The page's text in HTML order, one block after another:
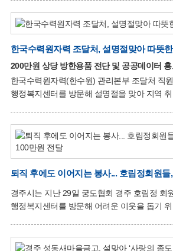
전하고자 하는 뜻깊은 행사로 마련됐다. 협의체 회원들이 정성껏
준비한 꾸러미는 떡국, 곰탕, 강정 등 명절 음식
회원들이 직접 각 가정을 방문해 꾸러미를 전
‘달달 설 꾸러미 전달’을 시작으로 ‘달달 경로당 효꾸러미’ 등 지역사회
내 취약계층과 어르신을 위한 다양한 특화사
김추환 지역사회보장협의체 부위원장은 “설
200만원 상당 방한용품 전단 및 공공데이터
한국수력원자력(한수원) 관리본부 조달처 직
행정복지센터를 방문해 설명절을 맞아 지역
전혜수, 자재총괄부장 김영봉, 자재운영부장
10명이 함께 참여해 설명절의 따뜻한 온정을
황성동과 자매결연을 맺은 후 꾸준히 취약계층
지역의 든든한 동반자로 자리매김하고 있다. 또한 이날 직원들은
한편, 최근 개방된 신규 공공데이터를 주민들
설명하며
경주시는 지난 29일 궁도협회 경주 호림정 회
행정복지센터를 방문해 어려운 이웃을 돕기
프로그램을 운영하고 있다. 특히 공무원 퇴직